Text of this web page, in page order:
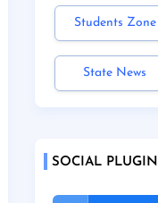
Students Zone
State News
SOCIAL PLUGIN